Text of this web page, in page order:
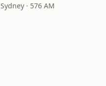
Sydney · 576 AM